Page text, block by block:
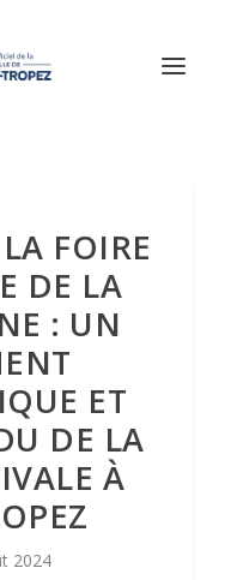
FOIRE
DE LA
: UN
ET
DE LA
À
2024